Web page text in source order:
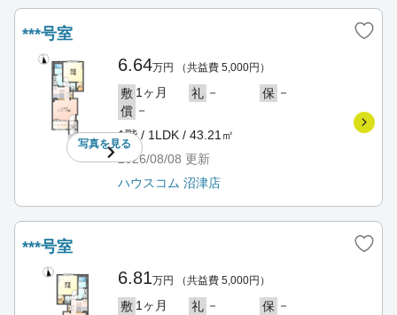
***号室
写真を見る
6.64万円 （共益費 5,000円）
敷 1ヶ月 礼 － 保 －
償 －
1階 / 1LDK / 43.21㎡
2026/08/08 更新
ハウスコム 沼津店
***号室
6.81万円 （共益費 5,000円）
敷 1ヶ月 礼 － 保 －